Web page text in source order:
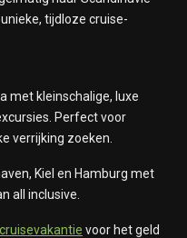
tijdloze cruise-
met kleinschalige, luxe
Perfect voor
verrijking zoeken.
Kiel en Hamburg met
all inclusive.
voor het geld